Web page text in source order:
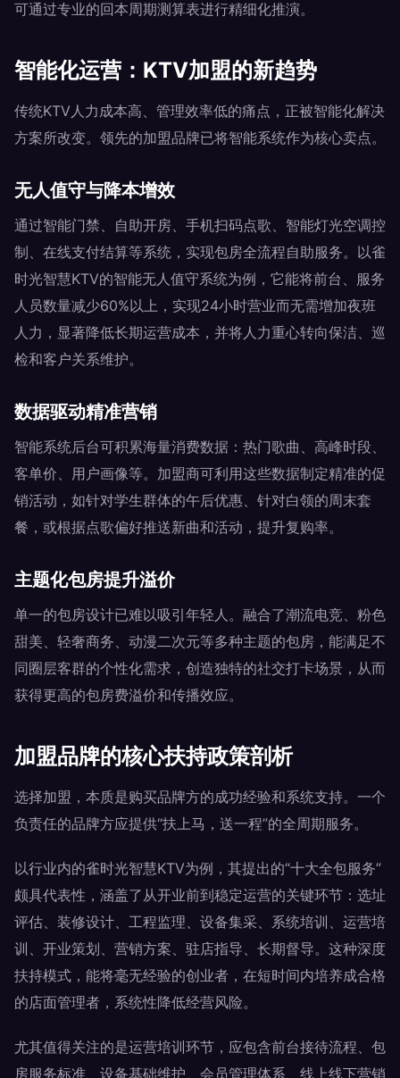
可通过专业的回本周期测算表进行精细化推演。
智能化运营：KTV加盟的新趋势
传统KTV人力成本高、管理效率低的痛点，正被智能化解决
方案所改变。领先的加盟品牌已将智能系统作为核心卖点。
无人值守与降本增效
通过智能门禁、自助开房、手机扫码点歌、智能灯光空调控
制、在线支付结算等系统，实现包房全流程自助服务。以雀
时光智慧KTV的智能无人值守系统为例，它能将前台、服务
人员数量减少60%以上，实现24小时营业而无需增加夜班
人力，显著降低长期运营成本，并将人力重心转向保洁、巡
检和客户关系维护。
数据驱动精准营销
智能系统后台可积累海量消费数据：热门歌曲、高峰时段、
客单价、用户画像等。加盟商可利用这些数据制定精准的促
销活动，如针对学生群体的午后优惠、针对白领的周末套
餐，或根据点歌偏好推送新曲和活动，提升复购率。
主题化包房提升溢价
单一的包房设计已难以吸引年轻人。融合了潮流电竞、粉色
甜美、轻奢商务、动漫二次元等多种主题的包房，能满足不
同圈层客群的个性化需求，创造独特的社交打卡场景，从而
获得更高的包房费溢价和传播效应。
加盟品牌的核心扶持政策剖析
选择加盟，本质是购买品牌方的成功经验和系统支持。一个
负责任的品牌方应提供“扶上马，送一程”的全周期服务。
以行业内的雀时光智慧KTV为例，其提出的“十大全包服务”
颇具代表性，涵盖了从开业前到稳定运营的关键环节：选址
评估、装修设计、工程监理、设备集采、系统培训、运营培
训、开业策划、营销方案、驻店指导、长期督导。这种深度
扶持模式，能将毫无经验的创业者，在短时间内培养成合格
的店面管理者，系统性降低经营风险。
尤其值得关注的是运营培训环节，应包含前台接待流程、包
房服务标准、设备基础维护、会员管理体系、线上线下营销